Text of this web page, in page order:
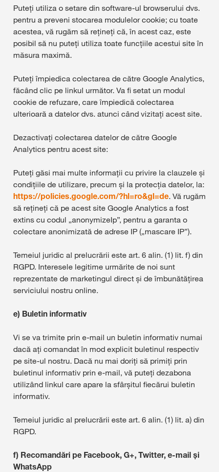
Puteți utiliza o setare din software-ul browserului dvs.
pentru a preveni stocarea modulelor cookie; cu toate
acestea, vă rugăm să rețineți că, în acest caz, este
posibil să nu puteți utiliza toate funcțiile acestui site în
măsura maximă.
Puteți împiedica colectarea de către Google Analytics,
făcând clic pe linkul următor. Va fi setat un modul
cookie de refuzare, care împiedică colectarea
ulterioară a datelor dvs. atunci când vizitați acest site.
Dezactivați colectarea datelor de către Google
Analytics pentru acest site:
Puteți găsi mai multe informații cu privire la clauzele și
condițiile de utilizare, precum și la protecția datelor, la:
https://policies.google.com/?hl=ro&gl=de. Vă rugăm
să rețineți că pe acest site Google Analytics a fost
extins cu codul „anonymizeIp”, pentru a garanta o
colectare anonimizată de adrese IP („mascare IP”).
Temeiul juridic al prelucrării este art. 6 alin. (1) lit. f) din
RGPD. Interesele legitime urmărite de noi sunt
reprezentate de marketingul direct și de îmbunătățirea
serviciului nostru online.
e) Buletin informativ
Vi se va trimite prin e-mail un buletin informativ numai
dacă ați comandat în mod explicit buletinul respectiv
pe site-ul nostru. Dacă nu mai doriți să primiți prin
buletinul informativ prin e-mail, vă puteți dezabona
utilizând linkul care apare la sfârșitul fiecărui buletin
informativ.
Temeiul juridic al prelucrării este art. 6 alin. (1) lit. a) din
RGPD.
f) Recomandări pe Facebook, G+, Twitter, e-mail și
WhatsApp